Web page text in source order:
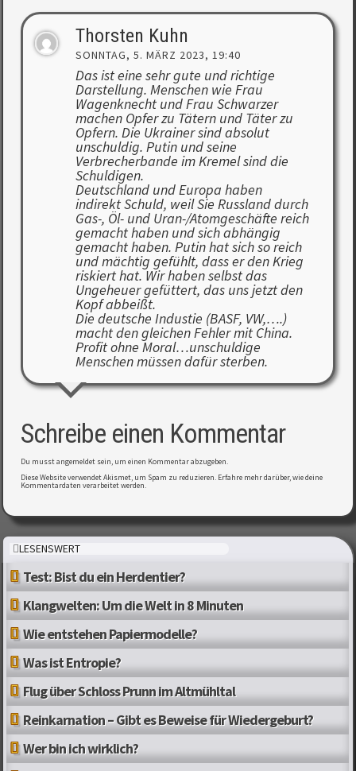
Thorsten Kuhn
SONNTAG, 5. MÄRZ 2023, 19:40
Das ist eine sehr gute und richtige
Darstellung. Menschen wie Frau
Wagenknecht und Frau Schwarzer
machen Opfer zu Tätern und Täter zu
Opfern. Die Ukrainer sind absolut
unschuldig. Putin und seine
Verbrecherbande im Kremel sind die
Schuldigen.
Deutschland und Europa haben
indirekt Schuld, weil Sie Russland durch
Gas-, Öl- und Uran-/Atomgeschäfte reich
gemacht haben und sich abhängig
gemacht haben. Putin hat sich so reich
und mächtig gefühlt, dass er den Krieg
riskiert hat. Wir haben selbst das
Ungeheuer gefüttert, das uns jetzt den
Kopf abbeißt.
Die deutsche Industie (BASF, VW,….)
macht den gleichen Fehler mit China.
Profit ohne Moral…unschuldige
Menschen müssen dafür sterben.
Schreibe einen Kommentar
Du musstangemeldet sein, um einen Kommentar abzugeben.
Diese Website verwendet Akismet, um Spam zu reduzieren. Erfahre mehr darüber, wie deine
Kommentardaten verarbeitet werden.
LESENSWERT
Test: Bist du ein Herdentier?
Klangwelten: Um die Welt in 8 Minuten
Wie entstehen Papiermodelle?
Was ist Entropie?
Flug über Schloss Prunn im Altmühltal
Reinkarnation – Gibt es Beweise für Wiedergeburt?
Wer bin ich wirklich?